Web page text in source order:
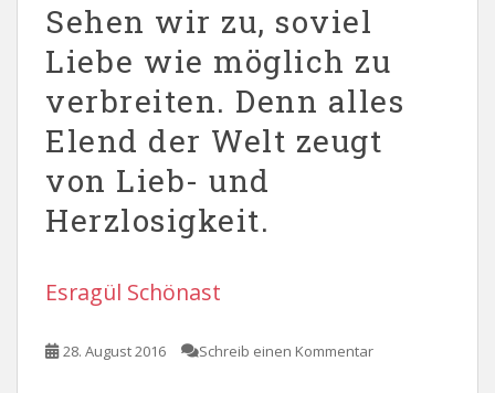
Sehen wir zu, soviel
Liebe wie möglich zu
verbreiten. Denn alles
Elend der Welt zeugt
von Lieb- und
Herzlosigkeit.
Esragül Schönast
28. August 2016 Schreib einen Kommentar